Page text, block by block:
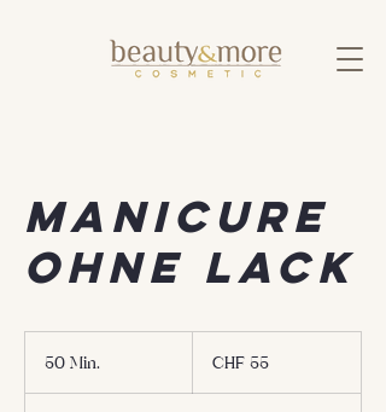
Manicure
ohne Lack
50 Min.
Franken
CHF 55